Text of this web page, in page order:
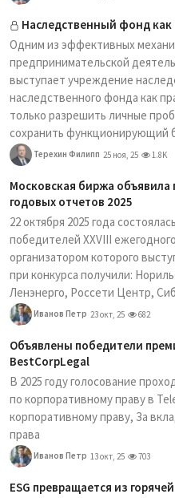
Наследственный фонд как
Одним из эффективных
предпринимательской
выступает учреждение
наследственного фонда как
только разрешить личные
сохранить функционирующий
Терехин Филипп 25 ноя, 25 1.8K
Московская биржа объявила
годовых отчетов 2025
22 октября 2025 года
победителей XXVIII
организатором которого
при конкурса получили:
Ленэнерго, Россети Центр,
Иванов Петр 23 окт, 25 682
Объявлены победители
BestCorpLegal
В 2025 году голосование
по корпоративному праву в
корпоративному праву, За
права
Иванов Петр 13 окт, 25 703
ESG превращается из